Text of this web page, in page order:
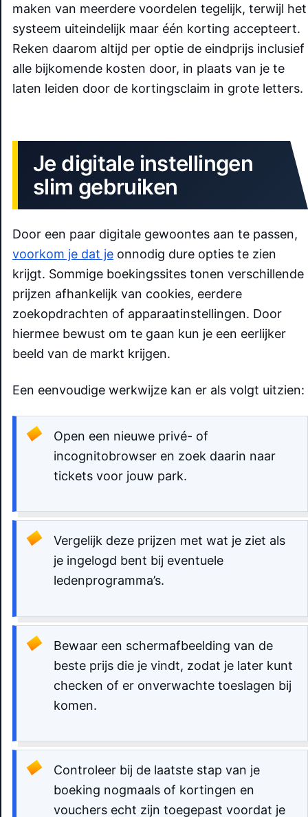
maken van meerdere voordelen tegelijk, terwijl het
systeem uiteindelijk maar één korting accepteert.
Reken daarom altijd per optie de eindprijs inclusief
alle bijkomende kosten door, in plaats van je te
laten leiden door de kortingsclaim in grote letters.
Je digitale instellingen
slim gebruiken
Door een paar digitale gewoontes aan te passen,
voorkom je dat je onnodig dure opties te zien
krijgt. Sommige boekingssites tonen verschillende
prijzen afhankelijk van cookies, eerdere
zoekopdrachten of apparaatinstellingen. Door
hiermee bewust om te gaan kun je een eerlijker
beeld van de markt krijgen.
Een eenvoudige werkwijze kan er als volgt uitzien:
Open een nieuwe privé- of
incognitobrowser en zoek daarin naar
tickets voor jouw park.
Vergelijk deze prijzen met wat je ziet als
je ingelogd bent bij eventuele
ledenprogramma’s.
Bewaar een schermafbeelding van de
beste prijs die je vindt, zodat je later kunt
checken of er onverwachte toeslagen bij
komen.
Controleer bij de laatste stap van je
boeking nogmaals of kortingen en
vouchers echt zijn toegepast voordat je